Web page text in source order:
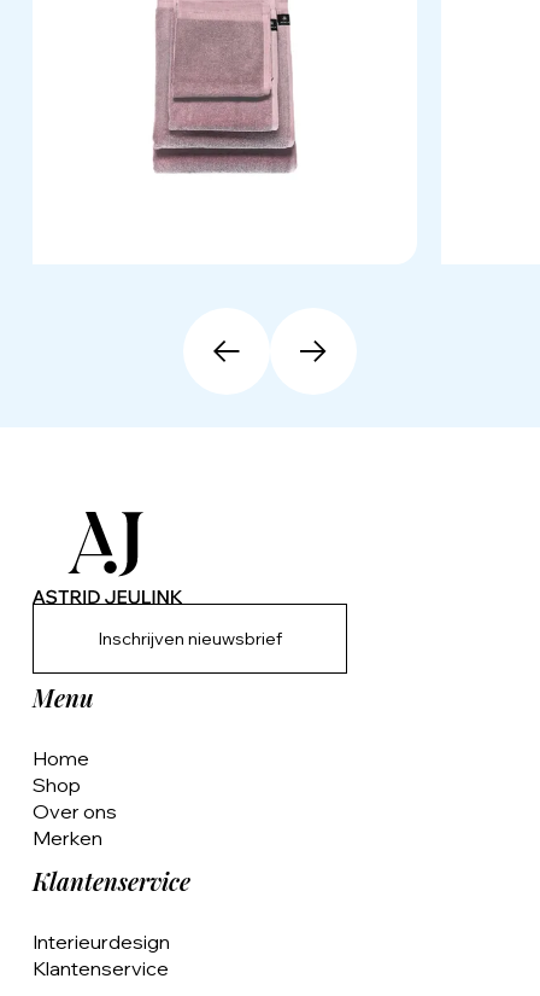
Inschrijven nieuwsbrief
Menu
Home
Shop
Over ons
Merken
Klantenservice
Interieurdesign
Klantenservice